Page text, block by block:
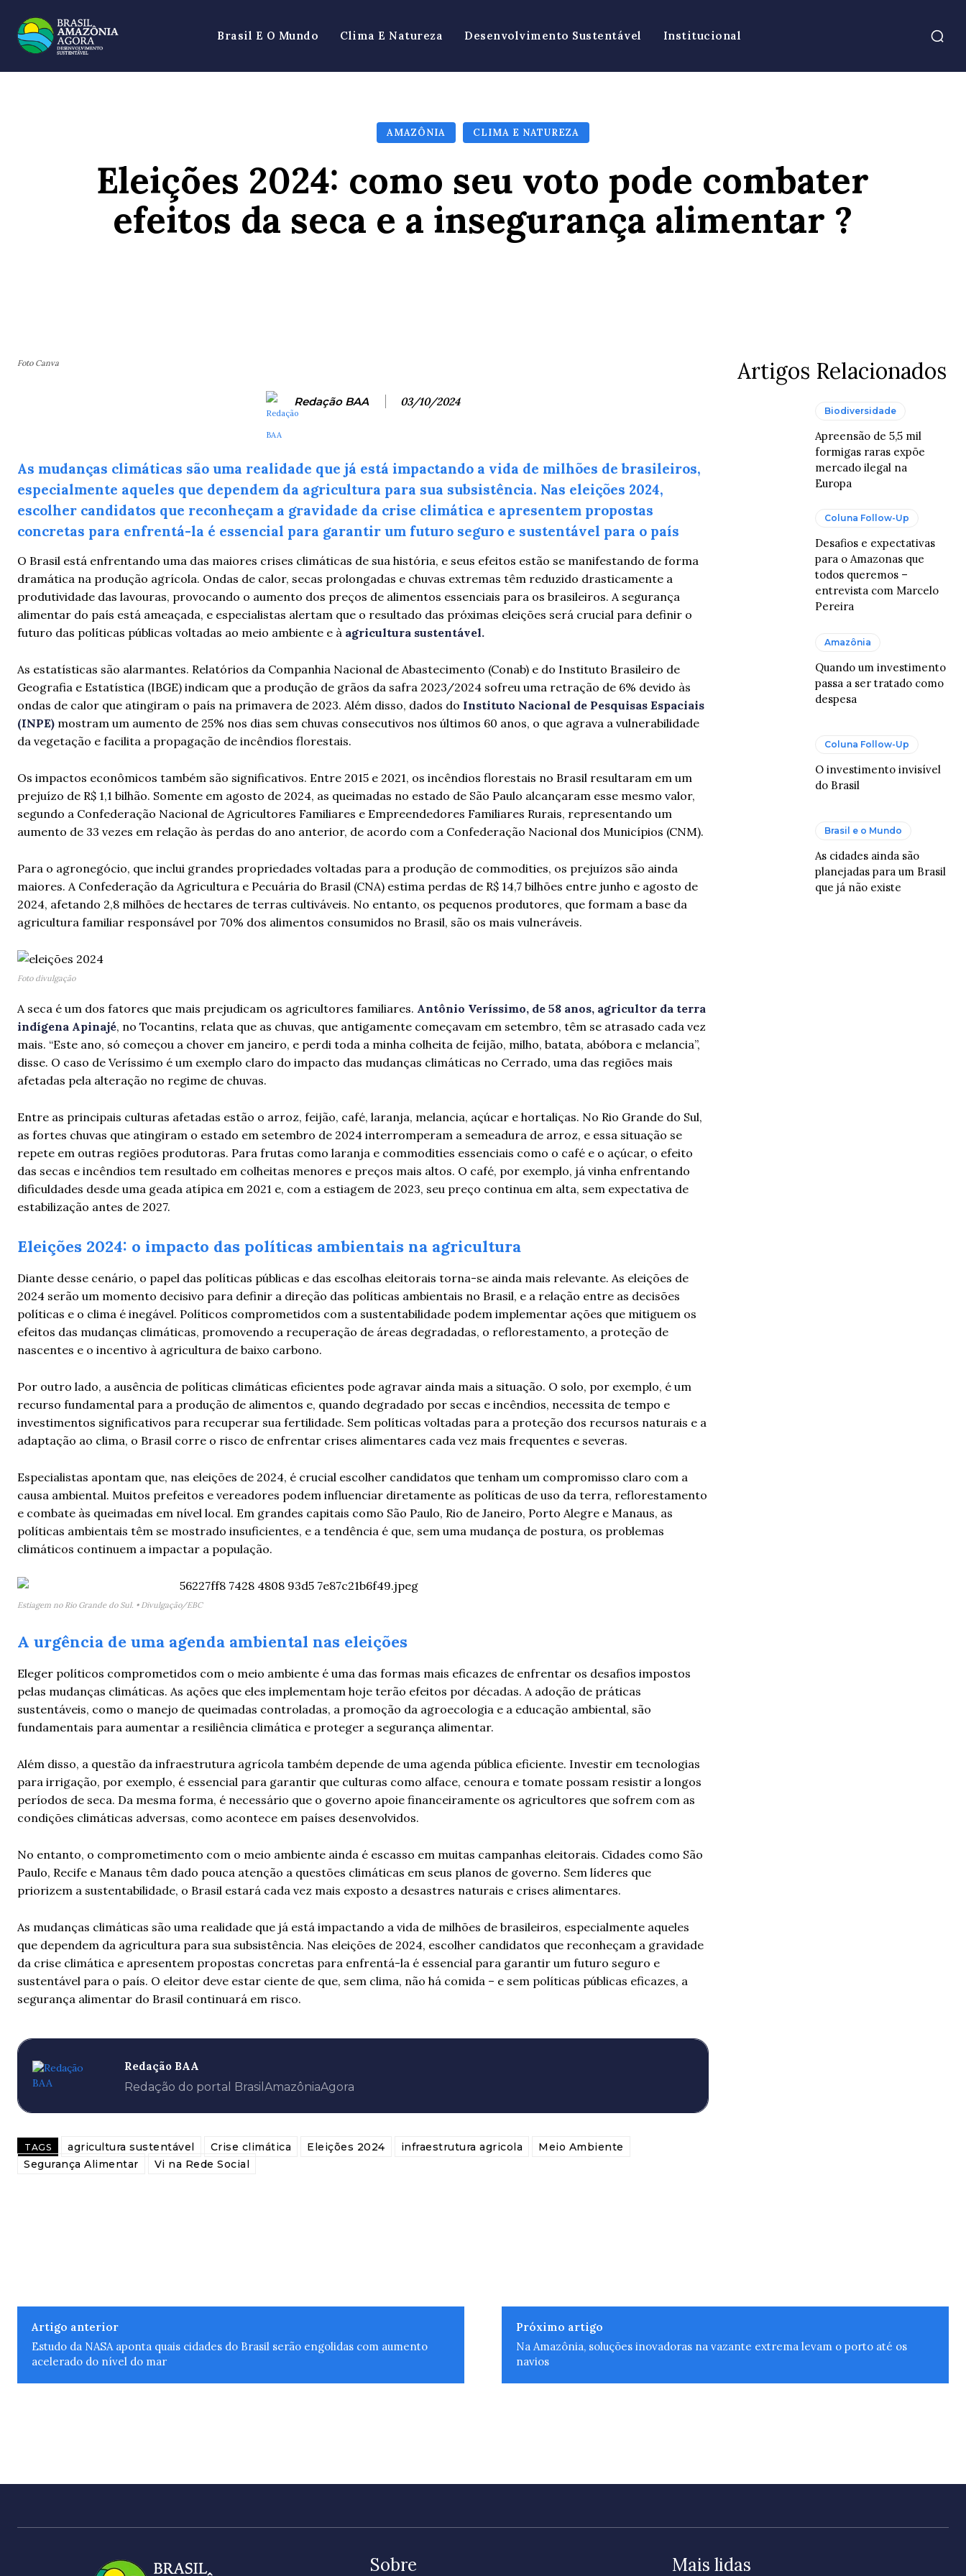
Brasil E O Mundo Clima E Natureza Desenvolvimento Sustentável Institucional
AMAZÔNIA CLIMA E NATUREZA
Eleições 2024: como seu voto pode combater
efeitos da seca e a insegurança alimentar ?
Foto Canva
Redação BAA 03/10/2024
As mudanças climáticas são uma realidade que já está impactando a vida de milhões de brasileiros,
especialmente aqueles que dependem da agricultura para sua subsistência. Nas eleições 2024,
escolher candidatos que reconheçam a gravidade da crise climática e apresentem propostas
concretas para enfrentá-la é essencial para garantir um futuro seguro e sustentável para o país
O Brasil está enfrentando uma das maiores crises climáticas de sua história, e seus efeitos estão se manifestando de forma
dramática na produção agrícola. Ondas de calor, secas prolongadas e chuvas extremas têm reduzido drasticamente a
produtividade das lavouras, provocando o aumento dos preços de alimentos essenciais para os brasileiros. A segurança
alimentar do país está ameaçada, e especialistas alertam que o resultado das próximas eleições será crucial para definir o
futuro das políticas públicas voltadas ao meio ambiente e à agricultura sustentável.
As estatísticas são alarmantes. Relatórios da Companhia Nacional de Abastecimento (Conab) e do Instituto Brasileiro de
Geografia e Estatística (IBGE) indicam que a produção de grãos da safra 2023/2024 sofreu uma retração de 6% devido às
ondas de calor que atingiram o país na primavera de 2023. Além disso, dados do Instituto Nacional de Pesquisas Espaciais
(INPE) mostram um aumento de 25% nos dias sem chuvas consecutivos nos últimos 60 anos, o que agrava a vulnerabilidade
da vegetação e facilita a propagação de incêndios florestais.
Os impactos econômicos também são significativos. Entre 2015 e 2021, os incêndios florestais no Brasil resultaram em um
prejuízo de R$ 1,1 bilhão. Somente em agosto de 2024, as queimadas no estado de São Paulo alcançaram esse mesmo valor,
segundo a Confederação Nacional de Agricultores Familiares e Empreendedores Familiares Rurais, representando um
aumento de 33 vezes em relação às perdas do ano anterior, de acordo com a Confederação Nacional dos Municípios (CNM).
Para o agronegócio, que inclui grandes propriedades voltadas para a produção de commodities, os prejuízos são ainda
maiores. A Confederação da Agricultura e Pecuária do Brasil (CNA) estima perdas de R$ 14,7 bilhões entre junho e agosto de
2024, afetando 2,8 milhões de hectares de terras cultiváveis. No entanto, os pequenos produtores, que formam a base da
agricultura familiar responsável por 70% dos alimentos consumidos no Brasil, são os mais vulneráveis.
Foto divulgação
A seca é um dos fatores que mais prejudicam os agricultores familiares. Antônio Veríssimo, de 58 anos, agricultor da terra
indígena Apinajé, no Tocantins, relata que as chuvas, que antigamente começavam em setembro, têm se atrasado cada vez
mais. “Este ano, só começou a chover em janeiro, e perdi toda a minha colheita de feijão, milho, batata, abóbora e melancia”,
disse. O caso de Veríssimo é um exemplo claro do impacto das mudanças climáticas no Cerrado, uma das regiões mais
afetadas pela alteração no regime de chuvas.
Entre as principais culturas afetadas estão o arroz, feijão, café, laranja, melancia, açúcar e hortaliças. No Rio Grande do Sul,
as fortes chuvas que atingiram o estado em setembro de 2024 interromperam a semeadura de arroz, e essa situação se
repete em outras regiões produtoras. Para frutas como laranja e commodities essenciais como o café e o açúcar, o efeito
das secas e incêndios tem resultado em colheitas menores e preços mais altos. O café, por exemplo, já vinha enfrentando
dificuldades desde uma geada atípica em 2021 e, com a estiagem de 2023, seu preço continua em alta, sem expectativa de
estabilização antes de 2027.
Eleições 2024: o impacto das políticas ambientais na agricultura
Diante desse cenário, o papel das políticas públicas e das escolhas eleitorais torna-se ainda mais relevante. As eleições de
2024 serão um momento decisivo para definir a direção das políticas ambientais no Brasil, e a relação entre as decisões
políticas e o clima é inegável. Políticos comprometidos com a sustentabilidade podem implementar ações que mitiguem os
efeitos das mudanças climáticas, promovendo a recuperação de áreas degradadas, o reflorestamento, a proteção de
nascentes e o incentivo à agricultura de baixo carbono.
Por outro lado, a ausência de políticas climáticas eficientes pode agravar ainda mais a situação. O solo, por exemplo, é um
recurso fundamental para a produção de alimentos e, quando degradado por secas e incêndios, necessita de tempo e
investimentos significativos para recuperar sua fertilidade. Sem políticas voltadas para a proteção dos recursos naturais e a
adaptação ao clima, o Brasil corre o risco de enfrentar crises alimentares cada vez mais frequentes e severas.
Especialistas apontam que, nas eleições de 2024, é crucial escolher candidatos que tenham um compromisso claro com a
causa ambiental. Muitos prefeitos e vereadores podem influenciar diretamente as políticas de uso da terra, reflorestamento
e combate às queimadas em nível local. Em grandes capitais como São Paulo, Rio de Janeiro, Porto Alegre e Manaus, as
políticas ambientais têm se mostrado insuficientes, e a tendência é que, sem uma mudança de postura, os problemas
climáticos continuem a impactar a população.
Estiagem no Rio Grande do Sul. • Divulgação/EBC
A urgência de uma agenda ambiental nas eleições
Eleger políticos comprometidos com o meio ambiente é uma das formas mais eficazes de enfrentar os desafios impostos
pelas mudanças climáticas. As ações que eles implementam hoje terão efeitos por décadas. A adoção de práticas
sustentáveis, como o manejo de queimadas controladas, a promoção da agroecologia e a educação ambiental, são
fundamentais para aumentar a resiliência climática e proteger a segurança alimentar.
Além disso, a questão da infraestrutura agrícola também depende de uma agenda pública eficiente. Investir em tecnologias
para irrigação, por exemplo, é essencial para garantir que culturas como alface, cenoura e tomate possam resistir a longos
períodos de seca. Da mesma forma, é necessário que o governo apoie financeiramente os agricultores que sofrem com as
condições climáticas adversas, como acontece em países desenvolvidos.
No entanto, o comprometimento com o meio ambiente ainda é escasso em muitas campanhas eleitorais. Cidades como São
Paulo, Recife e Manaus têm dado pouca atenção a questões climáticas em seus planos de governo. Sem líderes que
priorizem a sustentabilidade, o Brasil estará cada vez mais exposto a desastres naturais e crises alimentares.
As mudanças climáticas são uma realidade que já está impactando a vida de milhões de brasileiros, especialmente aqueles
que dependem da agricultura para sua subsistência. Nas eleições de 2024, escolher candidatos que reconheçam a gravidade
da crise climática e apresentem propostas concretas para enfrentá-la é essencial para garantir um futuro seguro e
sustentável para o país. O eleitor deve estar ciente de que, sem clima, não há comida – e sem políticas públicas eficazes, a
segurança alimentar do Brasil continuará em risco.
Redação BAA
Redação do portal BrasilAmazôniaAgora
TAGS agricultura sustentável Crise climática Eleições 2024 infraestrutura agricola
Meio Ambiente
Segurança Alimentar
Vi na Rede Social
Artigos Relacionados
Biodiversidade
Apreensão de 5,5 mil
formigas raras expõe
mercado ilegal na
Europa
Coluna Follow-Up
Desafios e expectativas
para o Amazonas que
todos queremos –
entrevista com Marcelo
Pereira
Amazônia
Quando um investimento
passa a ser tratado como
despesa
Coluna Follow-Up
O investimento invisível
do Brasil
Brasil e o Mundo
As cidades ainda são
planejadas para um Brasil
que já não existe
Artigo anterior
Estudo da NASA aponta quais cidades do Brasil serão engolidas com aumento
acelerado do nível do mar
Próximo artigo
Na Amazônia, soluções inovadoras na vazante extrema levam o porto até os
navios
Sobre Mais lidas